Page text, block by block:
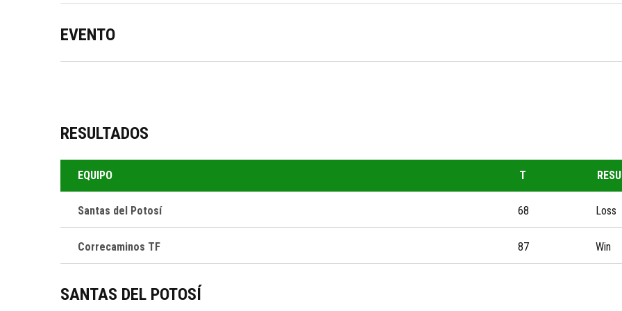
EVENTO
RESULTADOS
EQUIPO T
Santas del Potosí 68 Loss
Correcaminos TF 87 Win
SANTAS DEL POTOSÍ
OFICINAS